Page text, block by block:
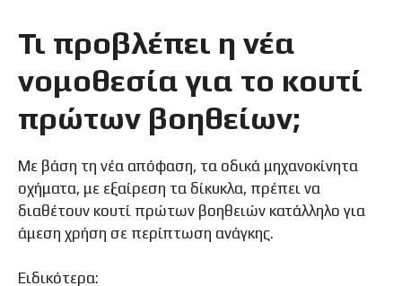
Τι προβλέπει η νέα
νομοθεσία για το κουτί
πρώτων βοηθείων;
Με βάση τη νέα απόφαση, τα οδικά μηχανοκίνητα
οχήματα, με εξαίρεση τα δίκυκλα, πρέπει να
διαθέτουν κουτί πρώτων βοηθειών κατάλληλο για
άμεση χρήση σε περίπτωση ανάγκης.
Ειδικότερα: